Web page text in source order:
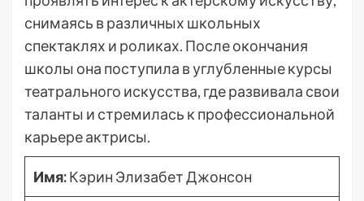
снимаясь в различных школьных
спектаклях и роликах. После окончания
школы она поступила в углубленные курсы
театрального искусства, где развивала свои
таланты и стремилась к профессиональной
карьере актрисы.
Имя:Кэрин Элизабет Джонсон